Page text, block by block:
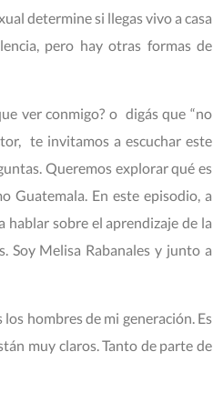
determine si llegas vivo a casa
pero hay otras formas de
ver conmigo? o digás que “no
te invitamos a escuchar este
Queremos explorar qué es
Guatemala. En este episodio, a
hablar sobre el aprendizaje de la
Soy Melisa Rabanales y junto a
hombres de mi generación. Es
muy claros. Tanto de parte de